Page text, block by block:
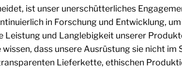
ist unser unerschütterliches
in Forschung und Entwicklung,
Leistung und Langlebigkeit unserer
dass unsere Ausrüstung sie nicht im
Lieferkette, ethischen